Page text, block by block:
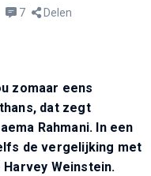
7 Delen
zomaar eens
dat zegt
Rahmani. In een
de vergelijking met
Weinstein.